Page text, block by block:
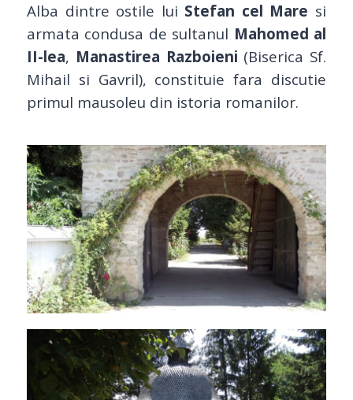
Alba dintre ostile lui Stefan cel Mare si
armata condusa de sultanul Mahomed al
II-lea, Manastirea Razboieni (Biserica Sf.
Mihail si Gavril), constituie fara discutie
primul mausoleu din istoria romanilor.